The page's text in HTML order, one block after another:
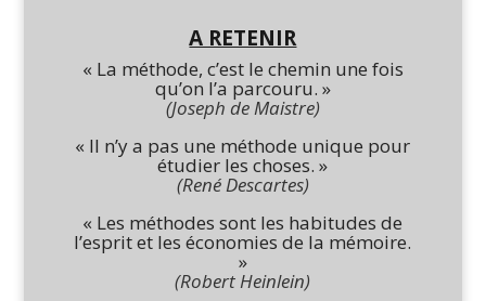
A RETENIR
« La méthode, c’est le chemin une fois
qu’on l’a parcouru. »
(Joseph de Maistre)
« Il n’y a pas une méthode unique pour
étudier les choses. »
(René Descartes)
« Les méthodes sont les habitudes de
l’esprit et les économies de la mémoire.
»
(Robert Heinlein)